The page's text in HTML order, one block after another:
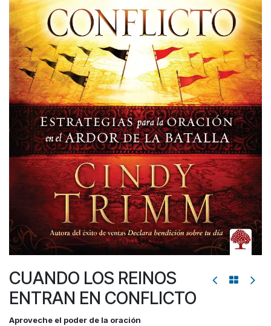
CUANDO LOS REINOS
ENTRAN EN CONFLICTO
Aproveche el poder de la oración